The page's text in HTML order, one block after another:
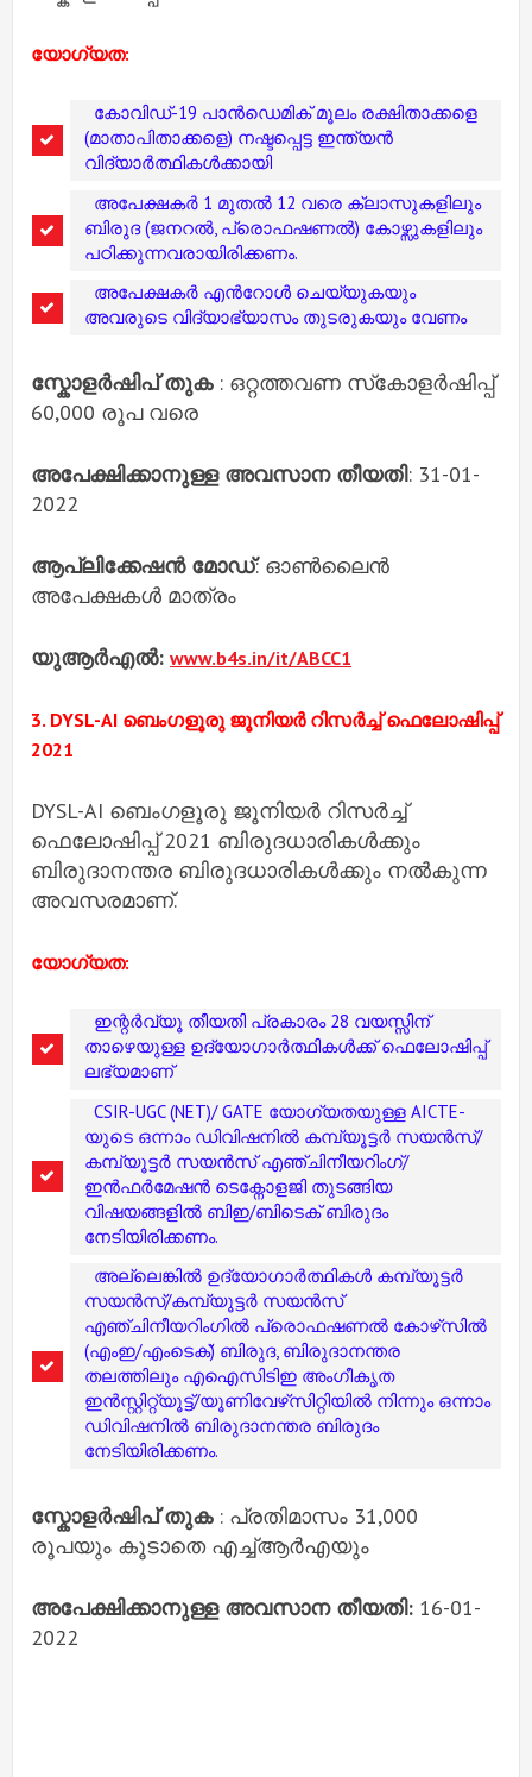
യോഗ്യത:
കോവിഡ്-19 പാൻഡെമിക് മൂലം രക്ഷിതാക്കളെ
(മാതാപിതാക്കളെ) നഷ്ടപ്പെട്ട ഇന്ത്യൻ
വിദ്യാർത്ഥികൾക്കായി
അപേക്ഷകർ 1 മുതൽ 12 വരെ ക്ലാസുകളിലും
ബിരുദ (ജനറൽ, പ്രൊഫഷണൽ) കോഴ്സുകളിലും
പഠിക്കുന്നവരായിരിക്കണം.
അപേക്ഷകർ എൻറോൾ ചെയ്യുകയും
അവരുടെ വിദ്യാഭ്യാസം തുടരുകയും വേണം
സ്കോളർഷിപ് തുക: ഒറ്റത്തവണ സ്‌കോളർഷിപ്പ്
60,000 രൂപ വരെ
അപേക്ഷിക്കാനുള്ള അവസാന തീയതി: 31-01-
2022
ആപ്ലിക്കേഷൻ മോഡ്: ഓൺലൈൻ
അപേക്ഷകൾ മാത്രം
യുആർഎൽ: www.b4s.in/it/ABCC1
3. DYSL-AI ബെംഗളൂരു ജൂനിയർ റിസർച്ച് ഫെലോഷിപ്പ്
2021
DYSL-AI ബെംഗളൂരു ജൂനിയർ റിസർച്ച്
ഫെലോഷിപ്പ് 2021 ബിരുദധാരികൾക്കും
ബിരുദാനന്തര ബിരുദധാരികൾക്കും നൽകുന്ന
അവസരമാണ്.
യോഗ്യത:
ഇന്റർവ്യൂ തീയതി പ്രകാരം 28 വയസ്സിന്
താഴെയുള്ള ഉദ്യോഗാർത്ഥികൾക്ക് ഫെലോഷിപ്പ്
ലഭ്യമാണ്
CSIR-UGC (NET)/ GATE യോഗ്യതയുള്ള AICTE-
യുടെ ഒന്നാം ഡിവിഷനിൽ കമ്പ്യൂട്ടർ സയൻസ്/
കമ്പ്യൂട്ടർ സയൻസ് എഞ്ചിനീയറിംഗ്/
ഇൻഫർമേഷൻ ടെക്നോളജി തുടങ്ങിയ
വിഷയങ്ങളിൽ ബിഇ/ബിടെക് ബിരുദം
നേടിയിരിക്കണം.
അല്ലെങ്കിൽ ഉദ്യോഗാർത്ഥികൾ കമ്പ്യൂട്ടർ
സയൻസ്/കമ്പ്യൂട്ടർ സയൻസ്
എഞ്ചിനീയറിംഗിൽ പ്രൊഫഷണൽ കോഴ്‌സിൽ
(എംഇ/എംടെക്) ബിരുദ, ബിരുദാനന്തര
തലത്തിലും എഐസിടിഇ അംഗീകൃത
ഇൻസ്റ്റിറ്റ്യൂട്ട്/യൂണിവേഴ്‌സിറ്റിയിൽ നിന്നും ഒന്നാം
ഡിവിഷനിൽ ബിരുദാനന്തര ബിരുദം
നേടിയിരിക്കണം.
സ്കോളർഷിപ് തുക: പ്രതിമാസം 31,000
രൂപയും കൂടാതെ എച്ച്ആർഎയും
അപേക്ഷിക്കാനുള്ള അവസാന തീയതി: 16-01-
2022